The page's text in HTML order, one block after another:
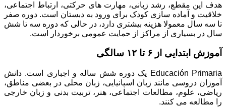
هدف این مقطع، رشد زبانی، مهارت های حرکتی، ارتباط اجتماعی،
خلاقیت و آماده سازی کودک برای ورود به دبستان است. دوره صفر
تا سه سال معمولا هزینه بیشتری دارد، در حالی که دوره سه تا شش
سال در بسیاری از مراکز از حمایت عمومی برخوردار است.
آموزش ابتدایی از ۶ تا ۱۲ سالگی
Educación Primaria یک دوره شش ساله و اجباری است. دانش
آموزان دروسی مانند زبان اسپانیایی، زبان محلی در بعضی مناطق،
ریاضی، علوم، مطالعات اجتماعی، هنر، تربیت بدنی و زبان خارجی
را مطالعه می کنند.